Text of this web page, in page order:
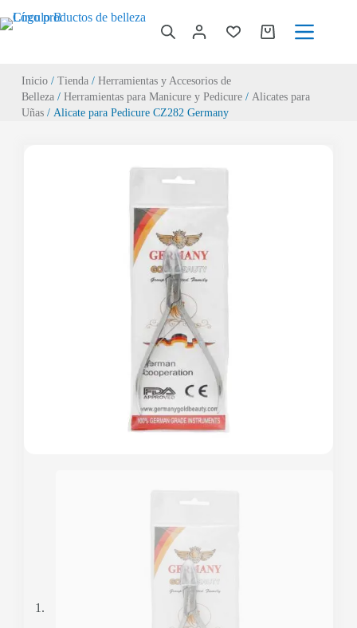
Inicio/ Tienda/ Herramientas y Accesorios de
Belleza/ Herramientas para Manicure y Pedicure/ Alicates para
Uñas/ Alicate para Pedicure CZ282 Germany